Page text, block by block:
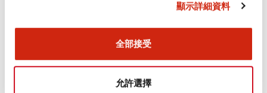
顯示詳細資料
全部接受
允許選擇
認證與標準
Flush Silhouette LW系列 控制元件 (英文版)